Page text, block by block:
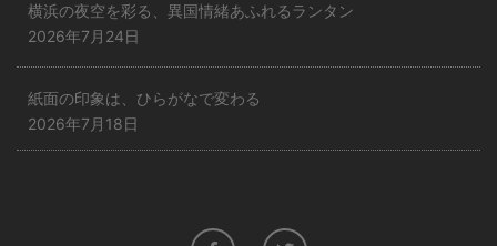
横浜の夜空を彩る、異国情緒あふれるランタン
2026年7月24日
紙面の印象は、ひらがなで変わる
2026年7月18日